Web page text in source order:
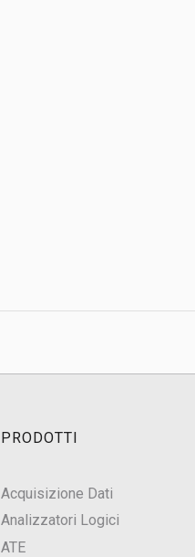
PRODOTTI
Acquisizione Dati
Analizzatori Logici
ATE